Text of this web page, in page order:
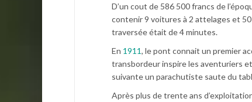
D’un cout de 586 500 francs de
contenir 9 voitures à 2 attelages et
traversée était de 4 minutes.
En 1911, le pont connait un premier
transbordeur inspire les aventuriers
suivante un parachutiste saute du
Après plus de trente ans